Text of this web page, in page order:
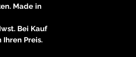
Made in
Bei Kauf
Ihren Preis.